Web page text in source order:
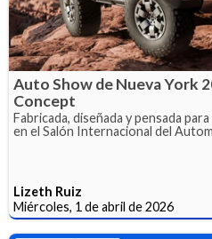
Auto Show de Nueva York
Concept
Fabricada, diseñada y pensada
en el Salón Internacional del
Lizeth Ruiz
Miércoles, 1 de abril de 2026